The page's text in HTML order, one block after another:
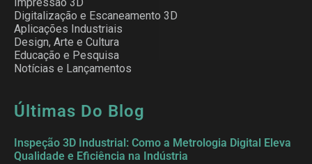
Digitalização e Escaneamento 3D
Aplicações Industriais
Design, Arte e Cultura
Educação e Pesquisa
Notícias e Lançamentos
Últimas Do Blog
Inspeção 3D Industrial: Como a Metrologia Digital Eleva
Qualidade e Eficiência na Indústria